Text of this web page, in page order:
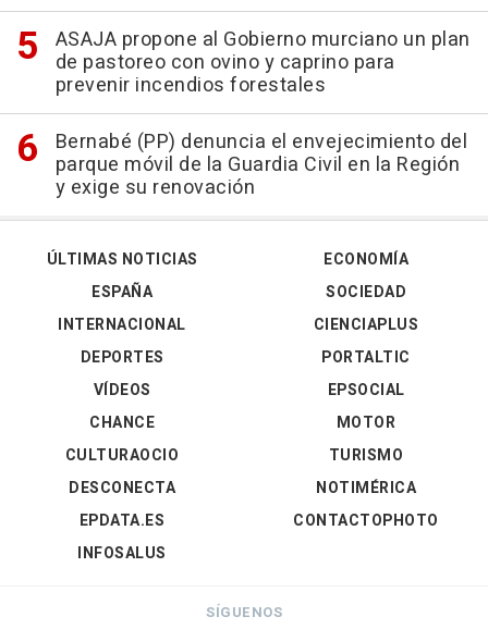
ASAJA propone al Gobierno murciano un plan
de pastoreo con ovino y caprino para
prevenir incendios forestales
Bernabé (PP) denuncia el envejecimiento del
parque móvil de la Guardia Civil en la Región
y exige su renovación
ÚLTIMAS NOTICIAS
ESPAÑA
INTERNACIONAL
DEPORTES
VÍDEOS
ECONOMÍA
SOCIEDAD
CIENCIAPLUS
PORTALTIC
EPSOCIAL
CHANCE
CULTURAOCIO
DESCONECTA
EPDATA.ES
INFOSALUS
MOTOR
TURISMO
NOTIMÉRICA
CONTACTOPHOTO
SÍGUENOS